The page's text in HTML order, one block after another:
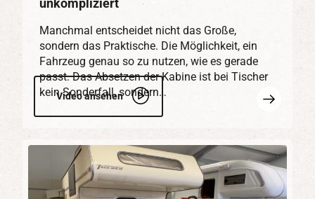
Video ansehen
unkompliziert
Manchmal entscheidet nicht das Große,
sondern das Praktische. Die Möglichkeit, ein
Fahrzeug genau so zu nutzen, wie es gerade
passt. Das Absetzen der Kabine ist bei Tischer
kein Sonderfall, sondern…
erfahren